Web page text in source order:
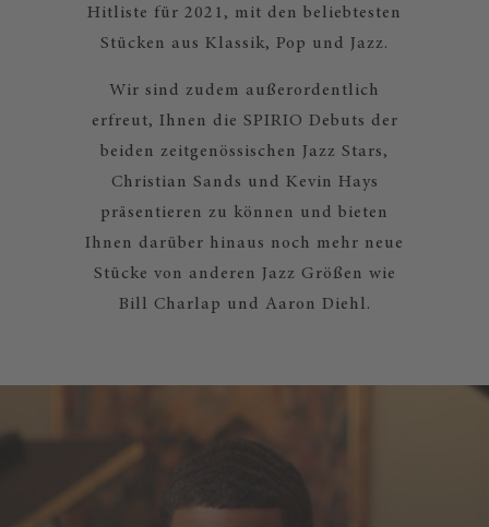
Hitliste für 2021, mit den beliebtesten
Stücken aus Klassik, Pop und Jazz.
Wir sind zudem außerordentlich
erfreut, Ihnen die SPIRIO Debuts der
beiden zeitgenössischen Jazz Stars,
Christian Sands und Kevin Hays
präsentieren zu können und bieten
Ihnen darüber hinaus noch mehr neue
Stücke von anderen Jazz Größen wie
Bill Charlap und Aaron Diehl.